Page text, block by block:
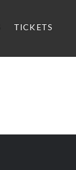
TICKETS